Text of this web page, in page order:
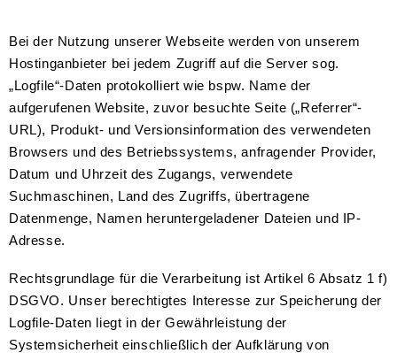
Bei der Nutzung unserer Webseite werden von unserem
Hostinganbieter bei jedem Zugriff auf die Server sog.
„Logfile“-Daten protokolliert wie bspw. Name der
aufgerufenen Website, zuvor besuchte Seite („Referrer“-
URL), Produkt- und Versionsinformation des verwendeten
Browsers und des Betriebssystems, anfragender Provider,
Datum und Uhrzeit des Zugangs, verwendete
Suchmaschinen, Land des Zugriffs, übertragene
Datenmenge, Namen heruntergeladener Dateien und IP-
Adresse.
Rechtsgrundlage für die Verarbeitung ist Artikel 6 Absatz 1 f)
DSGVO. Unser berechtigtes Interesse zur Speicherung der
Logfile-Daten liegt in der Gewährleistung der
Systemsicherheit einschließlich der Aufklärung von